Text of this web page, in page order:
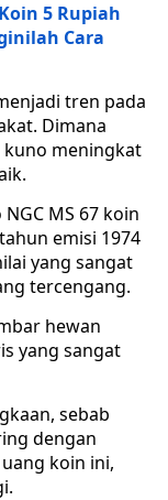
5 Rupiah
Cara
tren pada
Dimana
meningkat
MS 67 koin
emisi 1974
yang sangat
tercengang.
hewan
yang sangat
sebab
dengan
koin ini,